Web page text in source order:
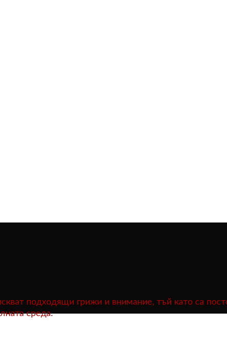
подходящи грижи и внимание, тъй като са
среда.